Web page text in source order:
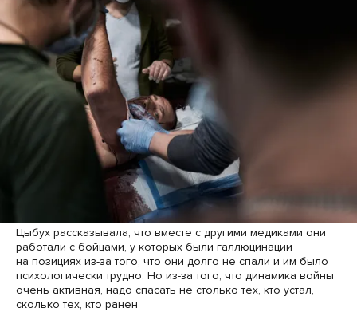
Цыбух рассказывала, что вместе с другими медиками они
работали с бойцами, у которых были галлюцинации
на позициях из-за того, что они долго не спали и им было
психологически трудно. Но из-за того, что динамика войны
очень активная, надо спасать не столько тех, кто устал,
сколько тех, кто ранен